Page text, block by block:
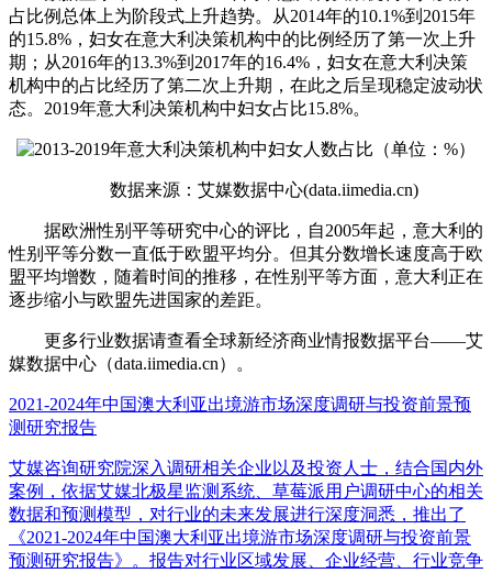
占比例总体上为阶段式上升趋势。从2014年的10.1%到2015年
的15.8%，妇女在意大利决策机构中的比例经历了第一次上升
期；从2016年的13.3%到2017年的16.4%，妇女在意大利决策
机构中的占比经历了第二次上升期，在此之后呈现稳定波动状
态。2019年意大利决策机构中妇女占比15.8%。
数据来源：艾媒数据中心(data.iimedia.cn)
据欧洲性别平等研究中心的评比，自2005年起，意大利的
性别平等分数一直低于欧盟平均分。但其分数增长速度高于欧
盟平均增数，随着时间的推移，在性别平等方面，意大利正在
逐步缩小与欧盟先进国家的差距。
更多行业数据请查看全球新经济商业情报数据平台——艾
媒数据中心（data.iimedia.cn）。
2021-2024年中国澳大利亚出境游市场深度调研与投资前景预
测研究报告
艾媒咨询研究院深入调研相关企业以及投资人士，结合国内外
案例，依据艾媒北极星监测系统、草莓派用户调研中心的相关
数据和预测模型，对行业的未来发展进行深度洞悉，推出了
《2021-2024年中国澳大利亚出境游市场深度调研与投资前景
预测研究报告》。报告对行业区域发展、企业经营、行业竞争